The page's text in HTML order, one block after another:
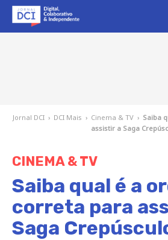
Jornal DCI › DCI Mais › Cinema & TV › Saiba
assistir a Saga
CINEMA & TV
Saiba qual é a
correta para
Saga